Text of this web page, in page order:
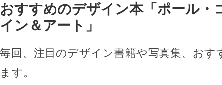
おすすめのデザイン本「ポール・
イン＆アート」
毎回、注目のデザイン書籍や写真集、おす
ます。